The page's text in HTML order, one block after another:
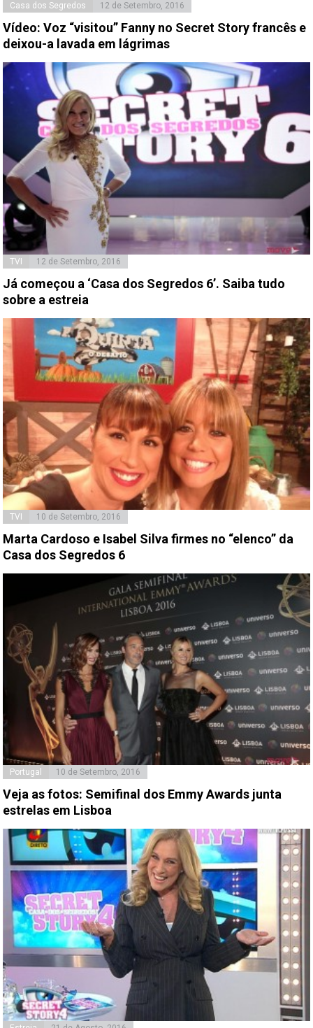
Casa dos Segredos 12 de Setembro, 2016
Vídeo: Voz “visitou” Fanny no Secret Story francês e
deixou-a lavada em lágrimas
TVI 12 de Setembro, 2016
Já começou a ‘Casa dos Segredos 6’. Saiba tudo
sobre a estreia
TVI 10 de Setembro, 2016
Marta Cardoso e Isabel Silva firmes no “elenco” da
Casa dos Segredos 6
Portugal 10 de Setembro, 2016
Veja as fotos: Semifinal dos Emmy Awards junta
estrelas em Lisboa